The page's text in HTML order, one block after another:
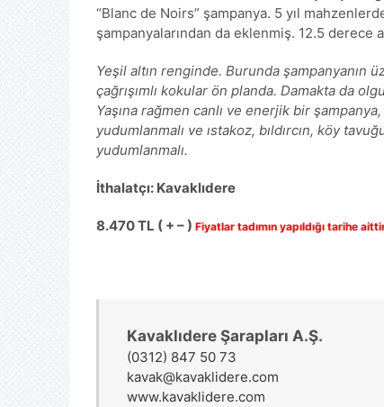
“Blanc de Noirs” şampanya. 5 yıl
şampanyalarından da eklenmiş. 12.5 derece
Yeşil altın renginde. Burunda şampanyanın
çağrışımlı kokular ön planda. Damakta da
Yaşına rağmen canlı ve enerjik bir
yudumlanmalı ve ıstakoz, bıldırcın, köy
yudumlanmalı.
İthalatçı: Kavaklıdere
8.470 TL ( + – ) Fiyatlar tadımın yapıldığı tarihe
Kavaklıdere Şarapları A.Ş.
(0312) 847 50 73
kavak@kavaklidere.com
www.kavaklidere.com